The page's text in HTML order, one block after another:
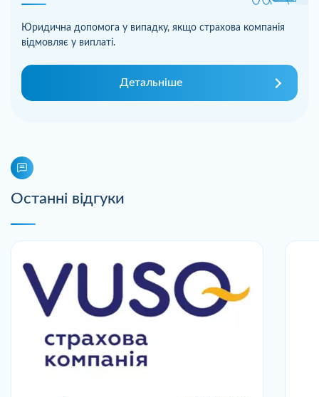
Юридична допомога у випадку, якщо страхова компанія
відмовляє у виплаті.
Детальніше
Останні відгуки